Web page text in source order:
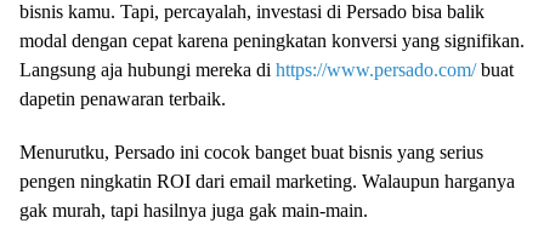
bisnis kamu. Tapi, percayalah, investasi di Persado bisa balik
modal dengan cepat karena peningkatan konversi yang signifikan.
Langsung aja hubungi mereka di https://www.persado.com/buat
dapetin penawaran terbaik.
Menurutku, Persado ini cocok banget buat bisnis yang serius
pengen ningkatin ROI dari email marketing. Walaupun harganya
gak murah, tapi hasilnya juga gak main-main.